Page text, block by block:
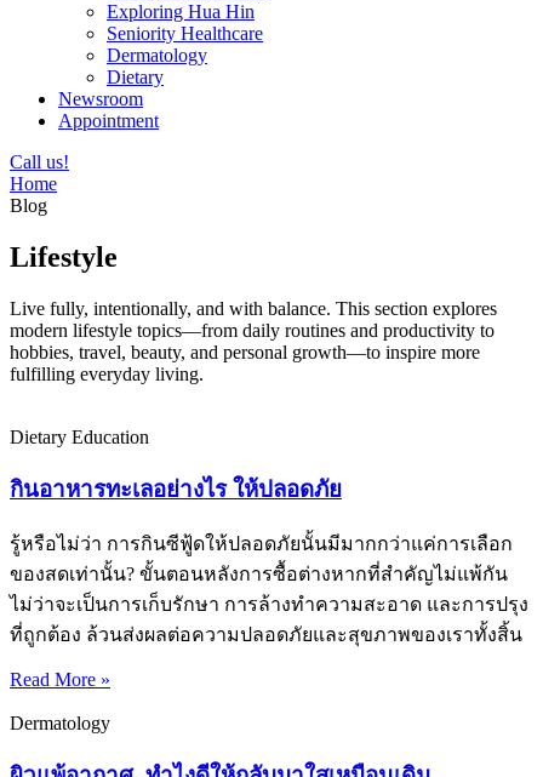
Exploring Hua Hin
Seniority Healthcare
Dermatology
Dietary
Newsroom
Appointment
Call us!
Home
Blog
Lifestyle
Live fully, intentionally, and with balance. This section explores
modern lifestyle topics—from daily routines and productivity to
hobbies, travel, beauty, and personal growth—to inspire more
fulfilling everyday living.
Dietary Education
กินอาหารทะเลอย่างไร ให้ปลอดภัย
รู้หรือไม่ว่า การกินซีฟู้ดให้ปลอดภัยนั้นมีมากกว่าแค่การเลือก
ของสดเท่านั้น? ขั้นตอนหลังการซื้อต่างหากที่สำคัญไม่แพ้กัน
ไม่ว่าจะเป็นการเก็บรักษา การล้างทำความสะอาด และการปรุง
ที่ถูกต้อง ล้วนส่งผลต่อความปลอดภัยและสุขภาพของเราทั้งสิ้น
Read More »
Dermatology